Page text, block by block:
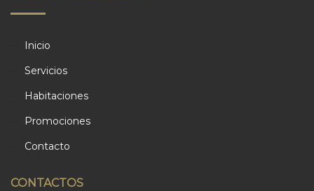
Inicio
Servicios
Habitaciones
Promociones
Contacto
CONTACTOS